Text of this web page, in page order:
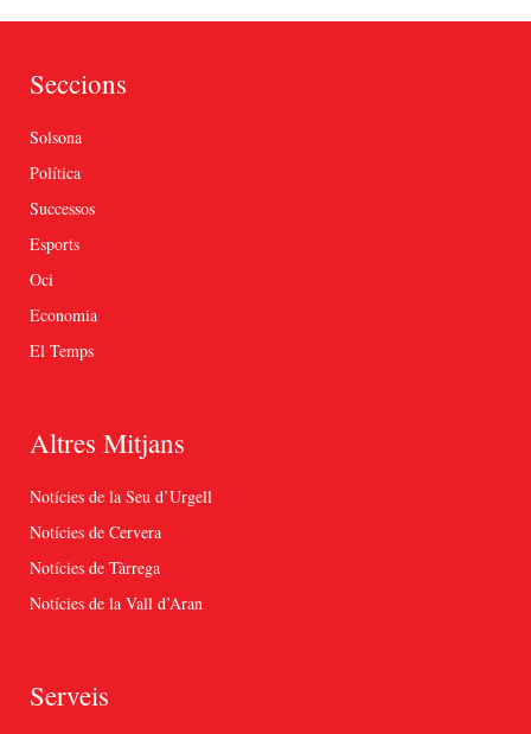
Seccions
Solsona
Política
Successos
Esports
Oci
Economia
El Temps
Altres Mitjans
Notícies de la Seu d’Urgell
Notícies de Cervera
Notícies de Tàrrega
Notícies de la Vall d’Aran
Serveis